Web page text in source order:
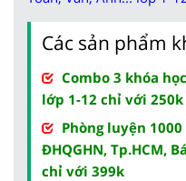
Các sản phẩm
Combo 3 khóa
lớp 1-12 chỉ với 250k
Phòng luyện
ĐHQGHN, Tp.HCM,
chỉ với 399k